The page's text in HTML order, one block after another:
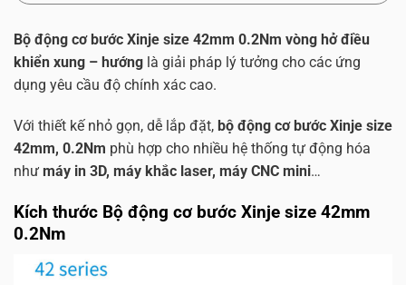
Bộ động cơ bước Xinje size 42mm 0.2Nm vòng hở điều
khiển xung – hướng là giải pháp lý tưởng cho các ứng
dụng yêu cầu độ chính xác cao.
Với thiết kế nhỏ gọn, dễ lắp đặt, bộ động cơ bước Xinje size
42mm, 0.2Nm phù hợp cho nhiều hệ thống tự động hóa
như máy in 3D, máy khắc laser, máy CNC mini…
Kích thước Bộ động cơ bước Xinje size 42mm
0.2Nm